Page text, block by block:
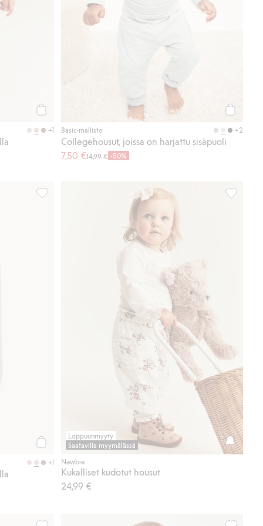
+1
Osta
Basic-mallisto +2
Collegehousut, joissa on harjattu sisäpuoli
7,50 €14,99 € -50%
+1
Collegehousut pitsiyksityiskohdilla, Lisää suosikkeihin
Loppuunmyyty
Saatavilla myymälässä
Newbie
Kukalliset kudotut housut
24,99 €